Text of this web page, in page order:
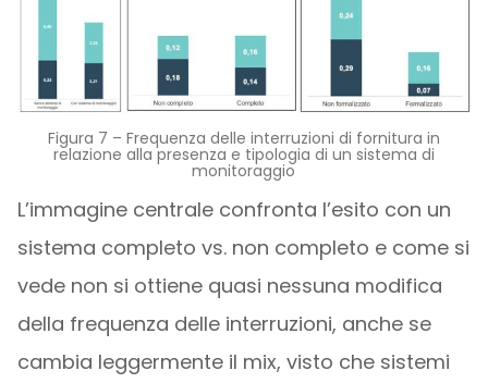
Figura 7 – Frequenza delle interruzioni di fornitura in
relazione alla presenza e tipologia di un sistema di
monitoraggio
L’immagine centrale confronta l’esito con un
sistema completo vs. non completo e come si
vede non si ottiene quasi nessuna modifica
della frequenza delle interruzioni, anche se
cambia leggermente il mix, visto che sistemi